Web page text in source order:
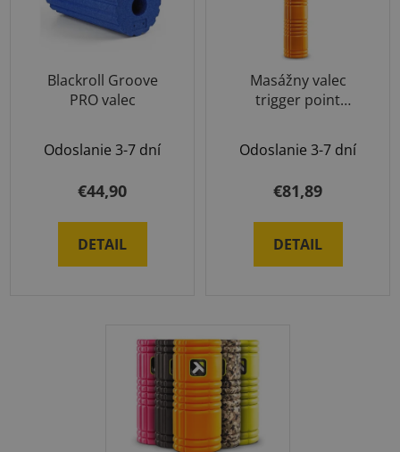
Blackroll Groove
PRO valec
Odoslanie 3-7 dní
€44,90
DETAIL
Masážny valec
trigger point
Odoslanie 3-7 dní
€81,89
DETAIL